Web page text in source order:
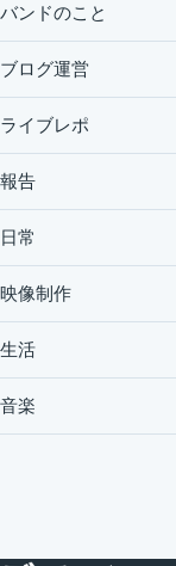
バンドのこと
ブログ運営
ライブレポ
報告
日常
映像制作
生活
音楽